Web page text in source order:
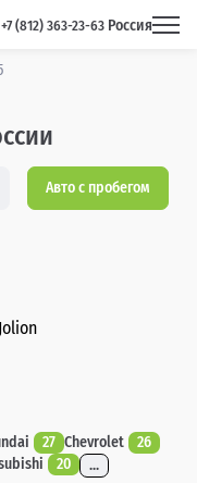
+7 (812) 363-23-63 Россия
Авто с пробегом
Jolion
27 Chevrolet
26
20 ...